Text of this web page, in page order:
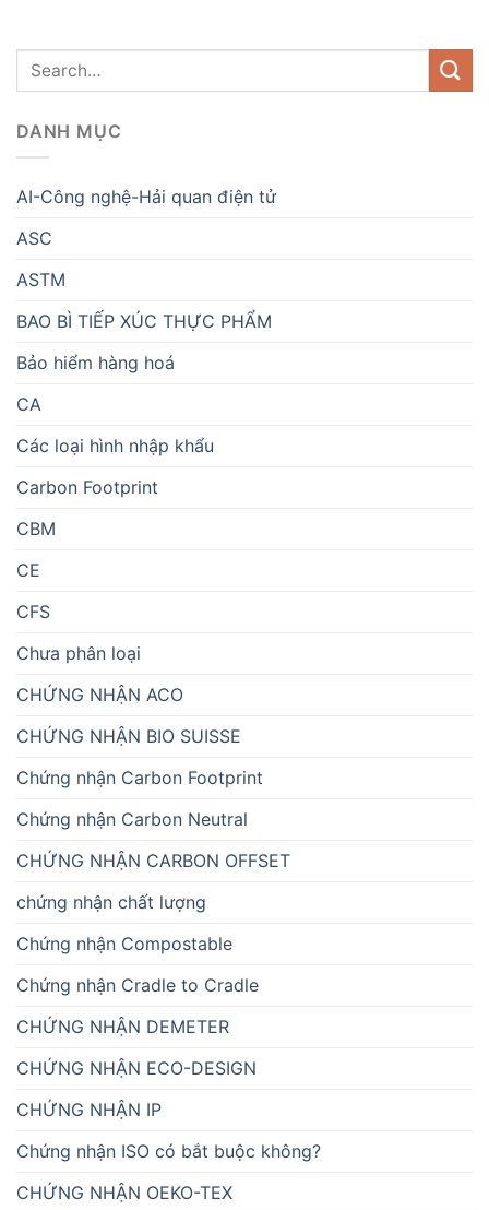
DANH MỤC
AI-Công nghệ-Hải quan điện tử
ASC
ASTM
BAO BÌ TIẾP XÚC THỰC PHẨM
Bảo hiểm hàng hoá
CA
Các loại hình nhập khẩu
Carbon Footprint
CBM
CE
CFS
Chưa phân loại
CHỨNG NHẬN ACO
CHỨNG NHẬN BIO SUISSE
Chứng nhận Carbon Footprint
Chứng nhận Carbon Neutral
CHỨNG NHẬN CARBON OFFSET
chứng nhận chất lượng
Chứng nhận Compostable
Chứng nhận Cradle to Cradle
CHỨNG NHẬN DEMETER
CHỨNG NHẬN ECO-DESIGN
CHỨNG NHẬN IP
Chứng nhận ISO có bắt buộc không?
CHỨNG NHẬN OEKO-TEX